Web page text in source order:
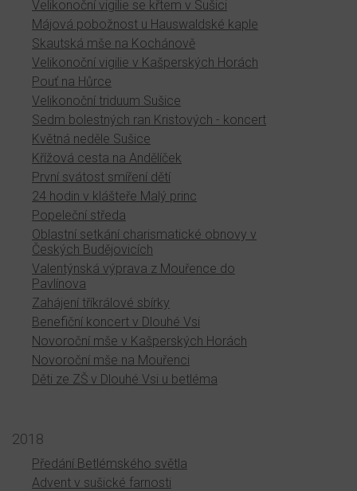
Velikonoční vigilie se křtem v Sušici
Májová pobožnost u Hauswaldské kaple
Skautská mše na Kochánově
Velikonoční vigilie v Kašperských Horách
Pouť na Hůrce
Velikonoční triduum Sušice
Sedm bolestných ran Kristových - koncert
Květná neděle Sušice
Křížová cesta na Andělíček
První svátost smíření dětí
24 hodin v klášteře Malý princ
Popeleční středa
Oblastní setkání charismatické obnovy v
Českých Budějovicích
Valentýnská výprava z Mouřence do
Pavlínova
Zahájení tříkrálové sbírky
Benefiční koncert v Dlouhé Vsi
Novoroční mše v Kašperských Horách
Novoroční mše na Mouřenci
Děti ze ZŠ v Dlouhé Vsi u betléma
2018
Předání Betlémského světla
Advent v sušické farnosti